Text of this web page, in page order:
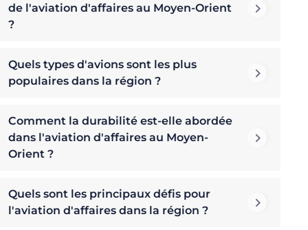
de l'aviation d'affaires au Moyen-Orient
?
Quels types d'avions sont les plus
populaires dans la région ?
Comment la durabilité est-elle abordée
dans l'aviation d'affaires au Moyen-
Orient ?
Quels sont les principaux défis pour
l'aviation d'affaires dans la région ?